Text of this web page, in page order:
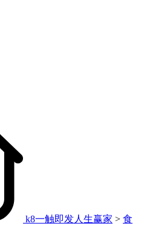
k8一触即发人生赢家 > 食